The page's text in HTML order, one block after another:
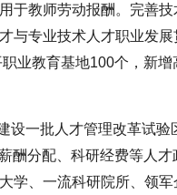
于教师劳动报酬。完善
与专业技术人才职业发
业教育基地100个，新
设一批人才管理改革试验
酬分配、科研经费等人
学、一流科研院所、领